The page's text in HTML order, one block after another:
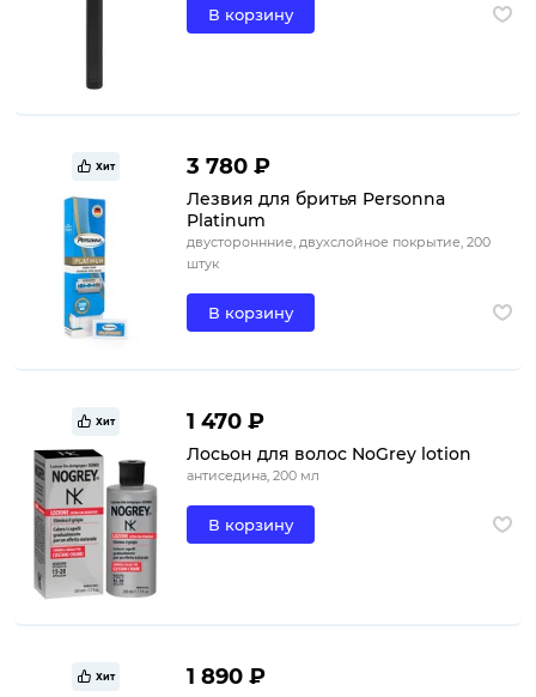
В корзину
Хит 3 780 ₽
Лезвия для бритья Personna
Platinum
двустороннние, двухслойное покрытие, 200
штук
В корзину
Хит 1 470 ₽
Лосьон для волос NoGrey lotion
антиседина, 200 мл
В корзину
Хит 1 890 ₽